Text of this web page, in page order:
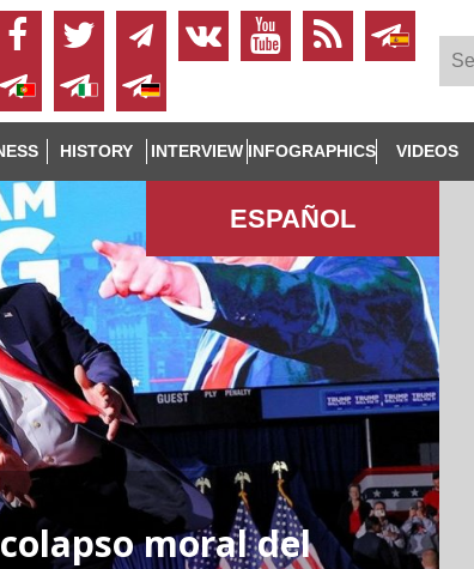
HISTORY INTERVIEW INFOGRAPHICS VIDEOS
ESPAÑOL
moral del